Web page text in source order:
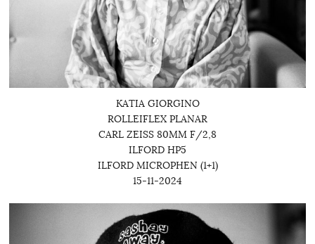
KATIA GIORGINO
ROLLEIFLEX PLANAR
CARL ZEISS 80MM F/2,8
ILFORD HP5
ILFORD MICROPHEN (1+1)
15-11-2024